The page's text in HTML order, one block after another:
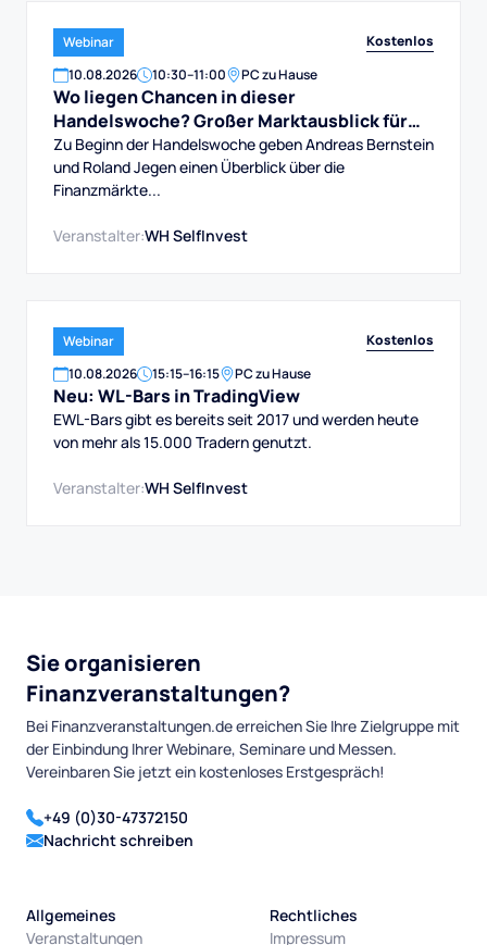
Webinar
Kostenlos
10.08.2026 10:30–11:00 PC zu Hause
Wo liegen Chancen in dieser
Handelswoche? Großer Marktausblick für
DAX, Dow, Gold und Aktien
Zu Beginn der Handelswoche geben Andreas Bernstein
und Roland Jegen einen Überblick über die
Finanzmärkte...
Veranstalter:WH SelfInvest
Webinar
Kostenlos
10.08.2026 15:15–16:15 PC zu Hause
Neu: WL-Bars in TradingView
EWL-Bars gibt es bereits seit 2017 und werden heute
von mehr als 15.000 Tradern genutzt.
Veranstalter:WH SelfInvest
Sie organisieren
Finanzveranstaltungen?
Bei Finanzveranstaltungen.de erreichen Sie Ihre Zielgruppe mit
der Einbindung Ihrer Webinare, Seminare und Messen.
Vereinbaren Sie jetzt ein kostenloses Erstgespräch!
+49 (0)30-47372150
Nachricht schreiben
Allgemeines
Veranstaltungen
Rechtliches
Impressum